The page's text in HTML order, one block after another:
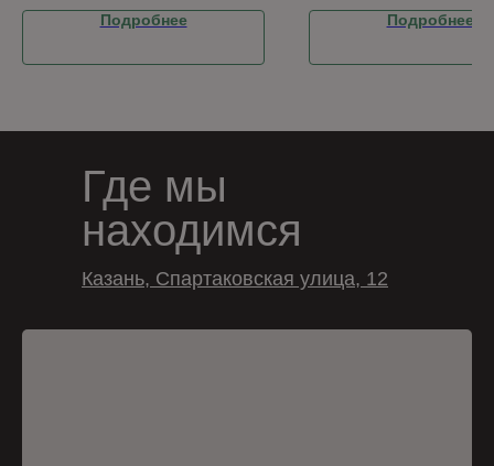
Подробнее Подробнее
Где мы
находимся
Казань, Спартаковская улица, 12